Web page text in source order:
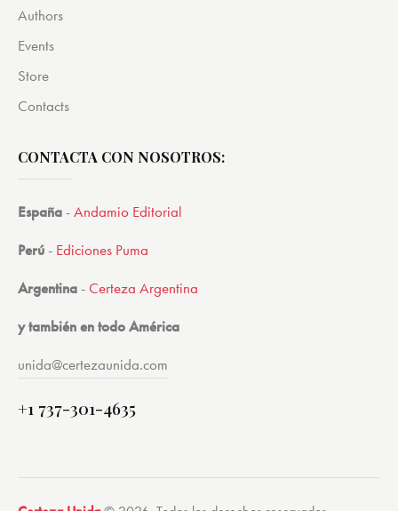
Authors
Events
Store
Contacts
CONTACTA CON NOSOTROS:
España -Andamio Editorial
Perú - Ediciones Puma
Argentina -Certeza Argentina
y también en todo América
unida@certezaunida.com
+1 737-301-4635